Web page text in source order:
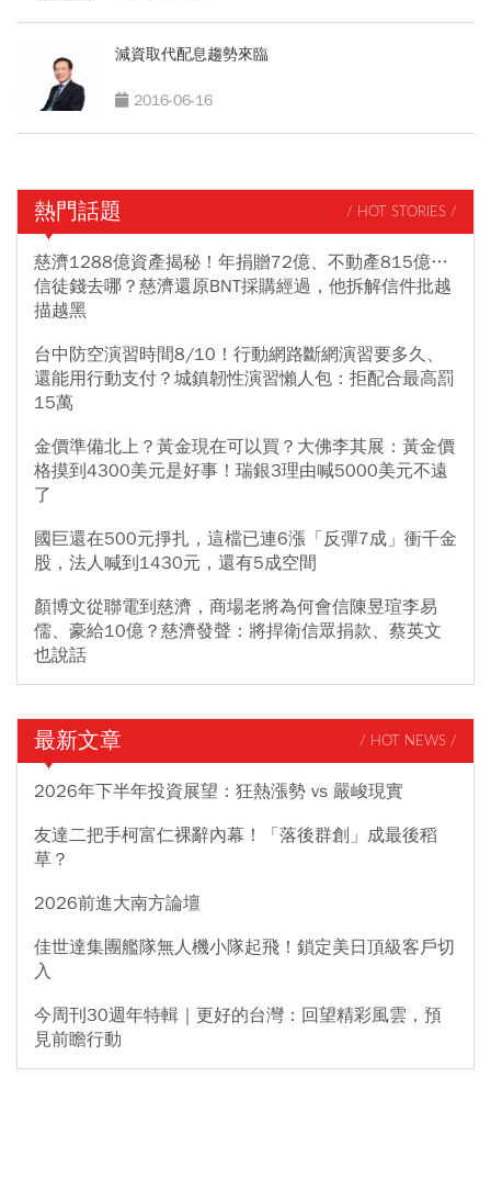
減資取代配息趨勢來臨
2016-06-16
熱門話題 / HOT STORIES /
慈濟1288億資產揭秘！年捐贈72億、不動產815億…
信徒錢去哪？慈濟還原BNT採購經過，他拆解信件批越
描越黑
台中防空演習時間8/10！行動網路斷網演習要多久、
還能用行動支付？城鎮韌性演習懶人包：拒配合最高罰
15萬
金價準備北上？黃金現在可以買？大佛李其展：黃金價
格摸到4300美元是好事！瑞銀3理由喊5000美元不遠
了
國巨還在500元掙扎，這檔已連6漲「反彈7成」衝千金
股，法人喊到1430元，還有5成空間
顏博文從聯電到慈濟，商場老將為何會信陳昱瑄李易
儒、豪給10億？慈濟發聲：將捍衛信眾捐款、蔡英文
也說話
最新文章 / HOT NEWS /
2026年下半年投資展望：狂熱漲勢 vs 嚴峻現實
友達二把手柯富仁裸辭內幕！「落後群創」成最後稻
草？
2026前進大南方論壇
佳世達集團艦隊無人機小隊起飛！鎖定美日頂級客戶切
入
今周刊30週年特輯｜更好的台灣：回望精彩風雲，預
見前瞻行動